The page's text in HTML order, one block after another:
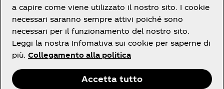
Facebook
X linkedin
Youtube
Instagram
a capire come viene utilizzato il nostro sito. I cookie
necessari saranno sempre attivi poiché sono
necessari per il funzionamento del nostro sito.
Leggi la nostra Infomativa sui cookie per saperne di
più. Collegamento alla politica
Accetta tutto